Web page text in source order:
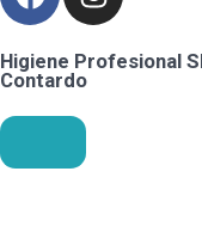
Higiene Profesional
Contardo